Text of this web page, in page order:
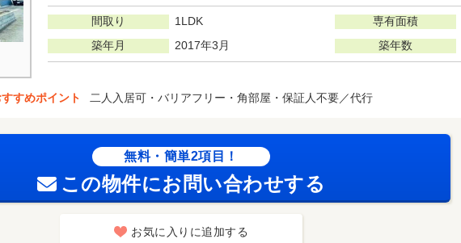
間取り 1LDK 専有面積
築年月 2017年3月 築年数
すめポイント 二人入居可・バリアフリー・角部屋・保証人不要／代行
無料・簡単2項目！
この物件にお問い合わせする
お気に入りに追加する